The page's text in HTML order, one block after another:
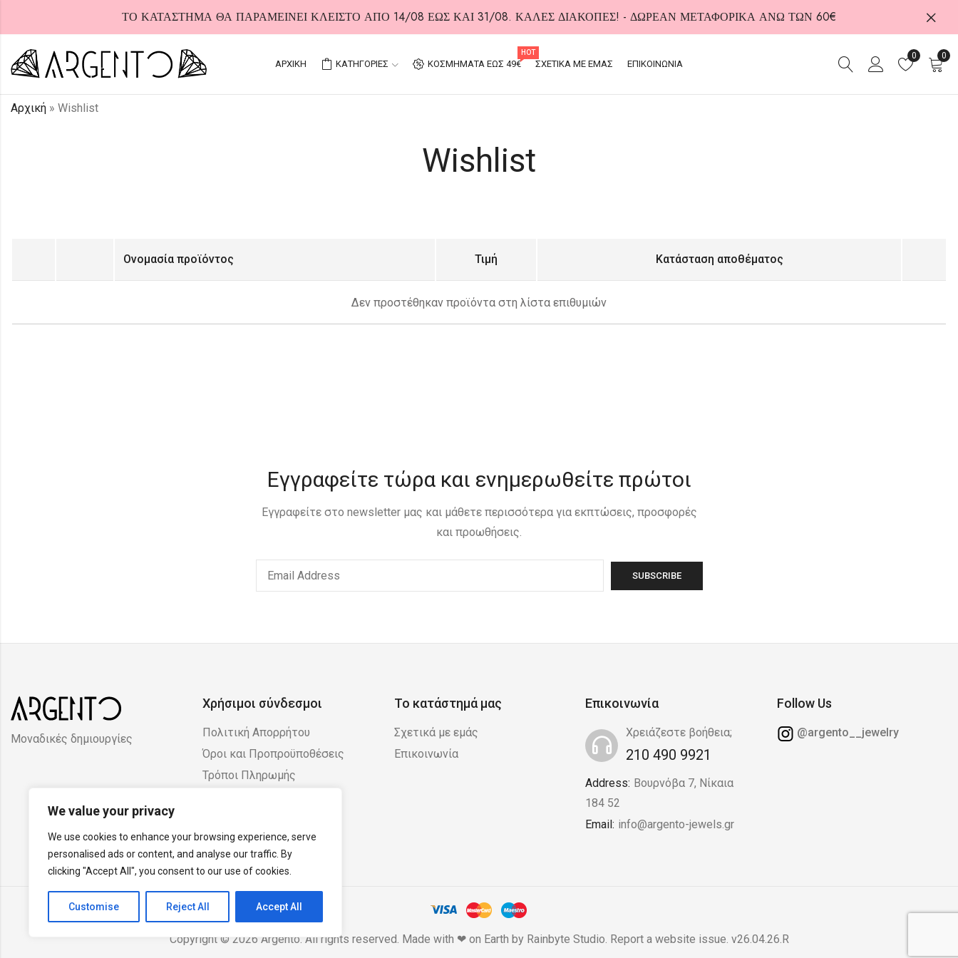
We value your privacy
We use cookies to enhance your browsing experience, serve
personalised ads or content, and analyse our traffic. By
clicking "Accept All", you consent to our use of cookies.
Customise Reject All Accept All
ΤΟ ΚΑΤΑΣΤΗΜΑ ΘΑ ΠΑΡΑΜΕΙΝΕΙ ΚΛΕΙΣΤΟ ΑΠΟ 14/08 ΕΩΣ ΚΑΙ 31/08. ΚΑΛΕΣ ΔΙΑΚΟΠΕΣ! - ΔΩΡΕΑΝ ΜΕΤΑΦΟΡΙΚΑ ΑΝΩ ΤΩΝ 60€
ΑΡΧΙΚΗ ΚΑΤΗΓΟΡΙΕΣ ΚΟΣΜΗΜΑΤΑ ΕΩΣ 49€
HOT
ΣΧΕΤΙΚΑ ΜΕ ΕΜΑΣ ΕΠΙΚΟΙΝΩΝΙΑ
0 0
Wishlist
Αρχική » Wishlist
Ονομασία προϊόντος Τιμή Κατάσταση αποθέματος
Δεν προστέθηκαν προϊόντα στη λίστα επιθυμιών
Εγγραφείτε τώρα και ενημερωθείτε πρώτοι
Εγγραφείτε στο newsletter μας και μάθετε περισσότερα για εκπτώσεις, προσφορές
και προωθήσεις.
Μοναδικές δημιουργίες
Χρήσιμοι σύνδεσμοι
Πολιτική Απορρήτου
Όροι και Προπροϋποθέσεις
Τρόποι Πληρωμής
Το κατάστημά μας
Σχετικά με εμάς
Επικοινωνία
Επικοινωνία
Χρειάζεστε βοήθεια;
210 490 9921
Address: Βουρνόβα 7, Νίκαια
184 52
Email: info@argento-jewels.gr
Follow Us
@argento__jewelry
Copyright © 2026 Argento. All rights reserved. Made with ❤ on Earth by Rainbyte Studio. Report a website issue. v26.04.26.R